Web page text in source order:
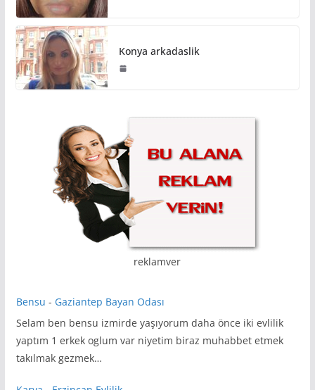
Konya arkadaslik
reklamver
Bensu - Gaziantep Bayan Odası
Selam ben bensu izmirde yaşıyorum daha önce iki evlilik
yaptım 1 erkek oglum var niyetim biraz muhabbet etmek
takılmak gezmek…